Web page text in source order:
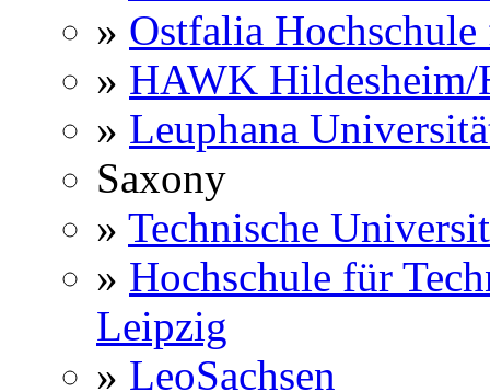
» Ostfalia Hochschule
» HAWK
» Leuphana
Saxony
» Technische
» Hochschule für
Leipzig
» LeoSachsen